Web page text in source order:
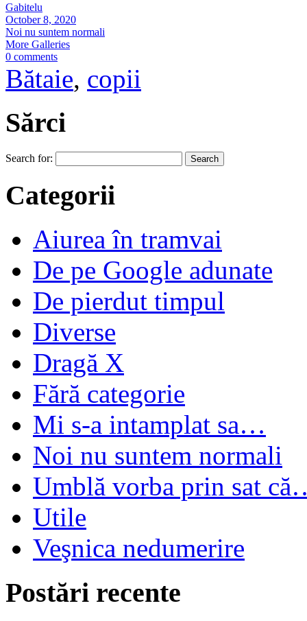
Gabitelu
October 8, 2020
Noi nu suntem normali
More Galleries
0 comments
Bătaie, copii
Sărci
Search for:
Categorii
Aiurea în tramvai
De pe Google adunate
De pierdut timpul
Diverse
Dragă X
Fără categorie
Mi s-a intamplat sa…
Noi nu suntem normali
Umblă vorba prin sat
Utile
Veşnica nedumerire
Postări recente